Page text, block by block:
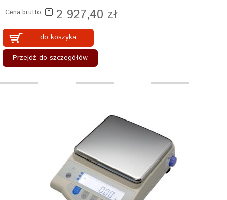
Cena brutto: 2 927,40 zł
do koszyka
Przejdź do szczegółów